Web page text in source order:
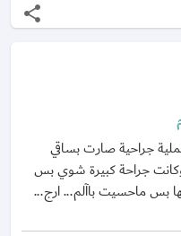
share
جراحية صارت بساقي
جراحة كبيرة شوي بس
بس ماحسيت باآلم... ارج...